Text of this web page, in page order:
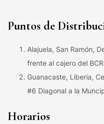
Puntos de
Alajuela, San Ramón,
frente al cajero del
Guanacaste, Liberia,
#6 Diagonal a la
Horarios